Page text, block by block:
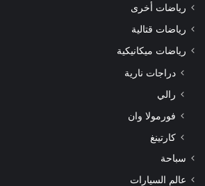
رياضات أخرى
رياضات قتالية
رياضات ميكانيكية
دراجات نارية
رالي
فورمولا وان
كارتينغ
سباحة
عالم السيارات